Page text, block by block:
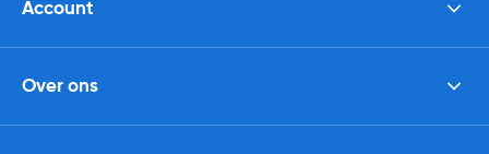
Account
Over ons